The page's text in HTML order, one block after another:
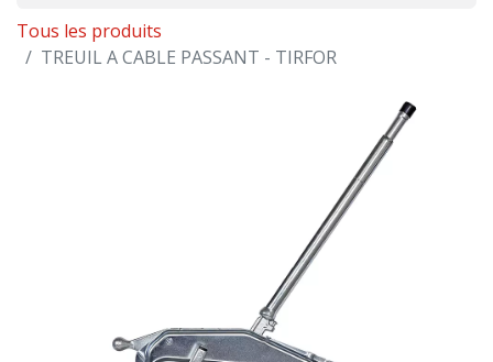
Tous les produits
TREUIL A CABLE PASSANT - TIRFOR